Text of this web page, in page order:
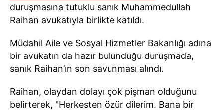
duruşmasına tutuklu sanık Muhammedullah
Raihan avukatıyla birlikte katıldı.
Müdahil Aile ve Sosyal Hizmetler Bakanlığı adına
bir avukatın da hazır bulunduğu duruşmada,
sanık Raihan’ın son savunması alındı.
Raihan, olaydan dolayı çok pişman olduğunu
belirterek, "Herkesten özür dilerim. Bana bir